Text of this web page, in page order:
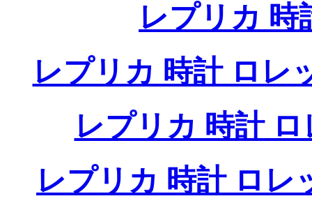
レプリカ 時
レプリカ 時計 ロレ
レプリカ 時計
レプリカ 時計 ロレ